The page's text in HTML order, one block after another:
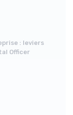
: leviers
Officer